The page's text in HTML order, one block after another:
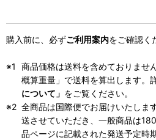
購入前に、必ずご利用案内をご確認く
商品価格は送料を含めておりませ
概算重量」で送料を算出します。
について」 をご覧ください。
全商品は国際便でお届けいたしま
送させていただき、一般商品は
品ページに記載された発送予定時